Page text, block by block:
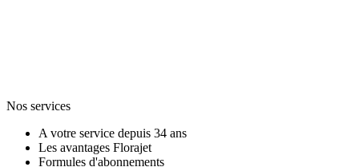
Nos services
A votre service depuis 34 ans
Les avantages Florajet
Formules d'abonnements